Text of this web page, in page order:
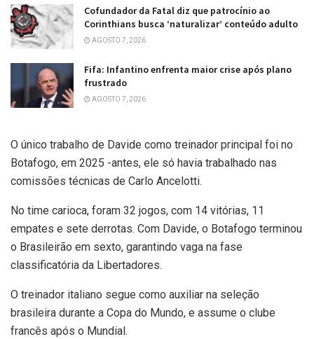
Cofundador da Fatal diz que patrocínio ao
Corinthians busca ‘naturalizar’ conteúdo adulto
AGOSTO 7, 2026
Fifa: Infantino enfrenta maior crise após plano
frustrado
AGOSTO 7, 2026
O único trabalho de Davide como treinador principal foi no
Botafogo, em 2025 -antes, ele só havia trabalhado nas
comissões técnicas de Carlo Ancelotti.
No time carioca, foram 32 jogos, com 14 vitórias, 11
empates e sete derrotas. Com Davide, o Botafogo terminou
o Brasileirão em sexto, garantindo vaga na fase
classificatória da Libertadores.
O treinador italiano segue como auxiliar na seleção
brasileira durante a Copa do Mundo, e assume o clube
francês após o Mundial.